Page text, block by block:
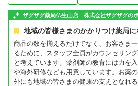
ザグザグ薬局仏生山店 株式会社ザグザグの
地域の皆様さまのかかりつけ薬局
商品の数を揃えるだけでなく、お客さま
るために、スタッフ全員がカウンセリン
と考えています。薬剤師の教育には力を
や海外研修なども用意しています。お薬
外にも地域の皆さまの健康の支えとなれ